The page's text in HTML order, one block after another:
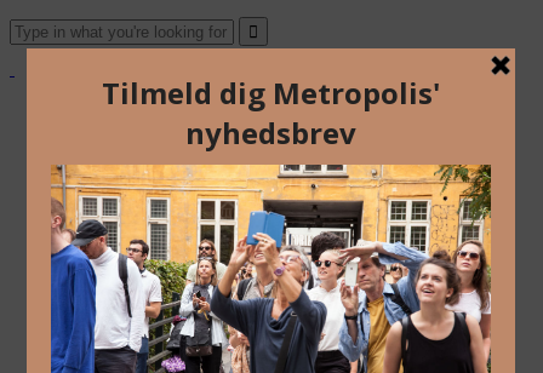
Blog
Arkiv
Nyhedsbrev
Kalender
Kontakt
Dansk
Om Os
Blog